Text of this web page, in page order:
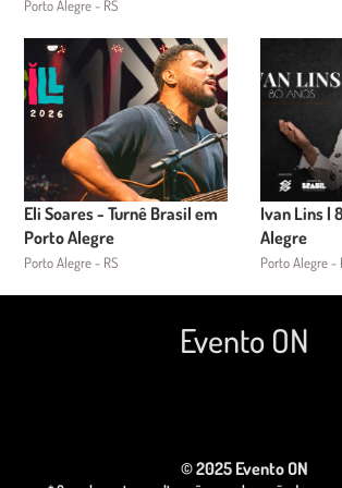
Porto Alegre - RS
Eli Soares - Turnê Brasil em
Porto Alegre
Porto Alegre - RS
Ivan Lins |
Alegre
Porto Alegre -
Evento ON
© 2025 Evento ON